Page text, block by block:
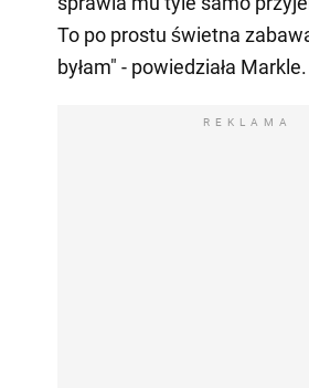
To po prostu świetna
byłam" - powiedziała Markle.
REKLAMA